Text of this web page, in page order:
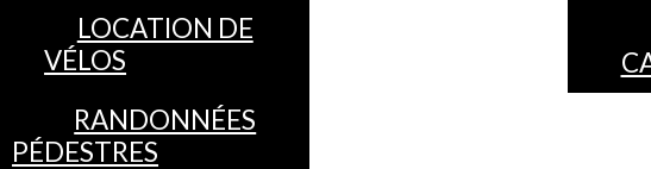
LOCATION DE
VÉLOS
RANDONNÉES
PÉDESTRES